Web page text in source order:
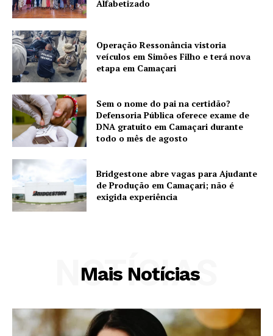
Alfabetizado
Operação Ressonância vistoria
veículos em Simões Filho e terá nova
etapa em Camaçari
Sem o nome do pai na certidão?
Defensoria Pública oferece exame de
DNA gratuito em Camaçari durante
todo o mês de agosto
Bridgestone abre vagas para Ajudante
de Produção em Camaçari; não é
exigida experiência
Mais Notícias
NOTÍCIAS